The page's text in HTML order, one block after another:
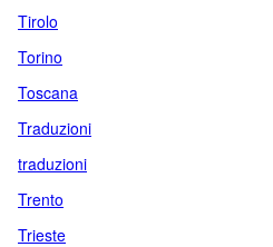
Tirolo
Torino
Toscana
Traduzioni
traduzioni
Trento
Trieste